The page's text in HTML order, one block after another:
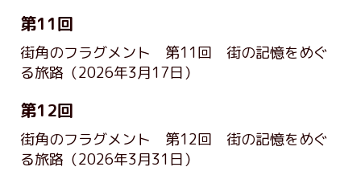
第11回
街角のフラグメント 第11回 街の記憶をめぐ
る旅路 （2026年3月17日）
第12回
街角のフラグメント 第12回 街の記憶をめぐ
る旅路 （2026年3月31日）